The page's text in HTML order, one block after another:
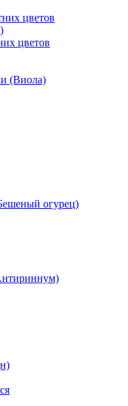
цветов
цветов
(Виола)
огурец)